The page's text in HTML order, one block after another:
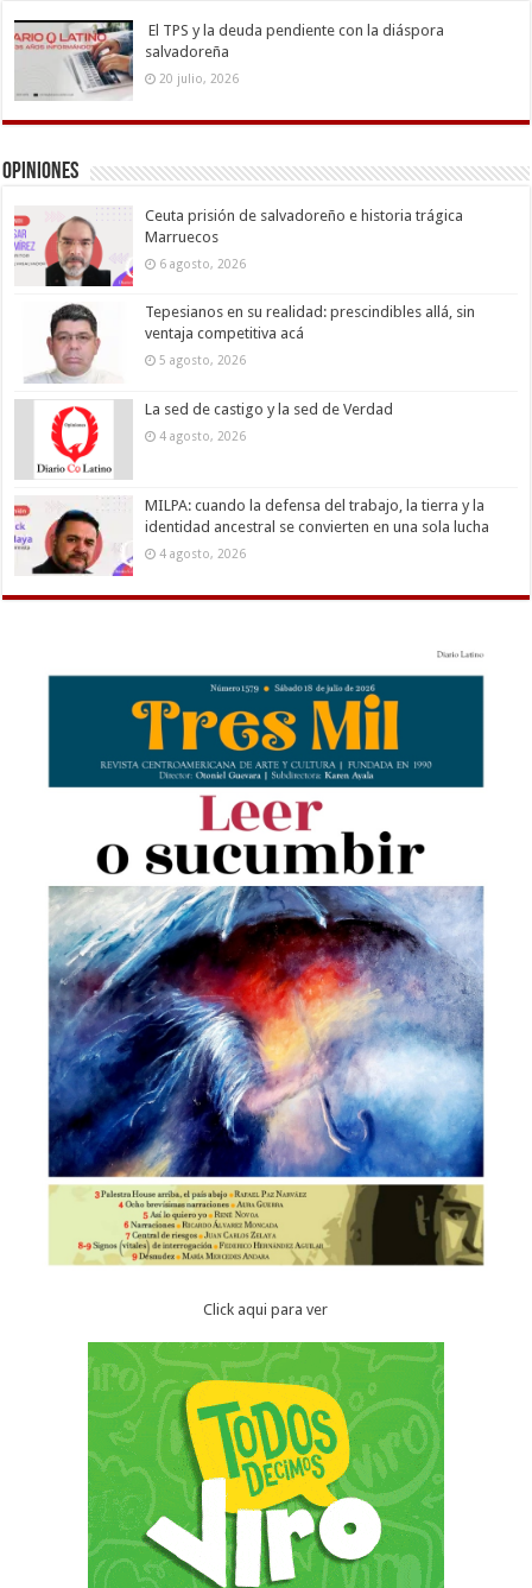
El TPS y la deuda pendiente con la diáspora
salvadoreña
20 julio, 2026
Opiniones
Ceuta prisión de salvadoreño e historia trágica
Marruecos
6 agosto, 2026
Tepesianos en su realidad: prescindibles allá, sin
ventaja competitiva acá
5 agosto, 2026
La sed de castigo y la sed de Verdad
4 agosto, 2026
MILPA: cuando la defensa del trabajo, la tierra y la
identidad ancestral se convierten en una sola lucha
4 agosto, 2026
Click aqui para ver